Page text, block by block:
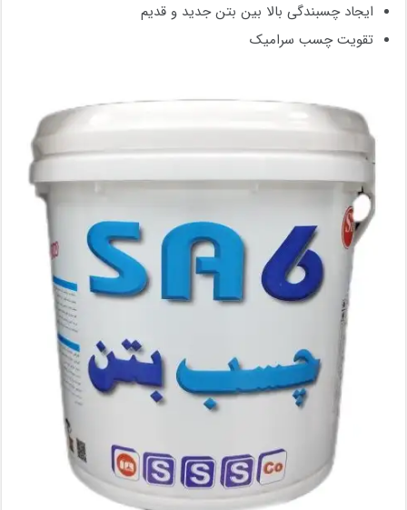
ایجاد چسبندگی بالا بین بتن جدید و قدیم
تقویت چسب سرامیک